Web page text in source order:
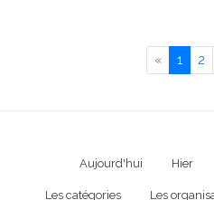
«Previous
1 2
Aujourd'hui Hier
Les catégories Les